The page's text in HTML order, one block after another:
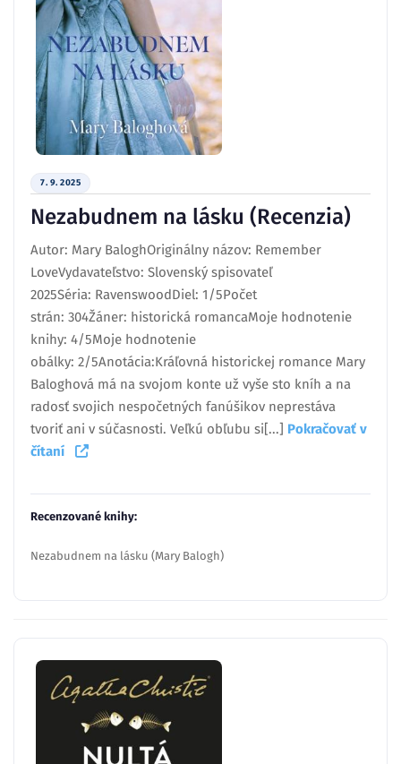
7. 9. 2025
Nezabudnem na lásku (Recenzia)
Autor: Mary BaloghOriginálny názov: Remember
LoveVydavateľstvo: Slovenský spisovateľ
2025Séria: RavenswoodDiel: 1/5Počet
strán: 304Žáner: historická romancaMoje hodnotenie
knihy: 4/5Moje hodnotenie
obálky: 2/5Anotácia:Kráľovná historickej romance Mary
Baloghová má na svojom konte už vyše sto kníh a na
radosť svojich nespočetných fanúšikov neprestáva
tvoriť ani v súčasnosti. Veľkú obľubu si[...] Pokračovať v
čítaní
Recenzované knihy:
Nezabudnem na lásku (Mary Balogh)